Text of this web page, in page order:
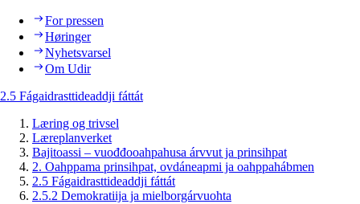
For pressen
Høringer
Nyhetsvarsel
Om Udir
2.5 Fágaidrasttideaddji fáttát
Læring og trivsel
Læreplanverket
Bajitoassi – vuođđooahpahusa árvvut ja prinsihpat
2. Oahppama prinsihpat, ovdáneapmi ja oahppahábmen
2.5 Fágaidrasttideaddji fáttát
2.5.2 Demokratiija ja mielborgárvuohta